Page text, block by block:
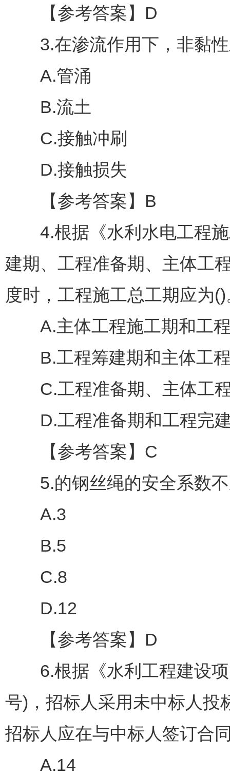
【参考答案】D
3.在渗流作用下，非黏性
A.管涌
B.流土
C.接触冲刷
D.接触损失
【参考答案】B
4.根据《水利水电工程施
建期、工程准备期、主体工
度时，工程施工总工期应为()
A.主体工程施工期和工程
B.工程筹建期和主体工程
C.工程准备期、主体工程
D.工程准备期和工程完
【参考答案】C
5.的钢丝绳的安全系数不
A.3
B.5
C.8
D.12
【参考答案】D
6.根据《水利工程建设项
号)，招标人采用未中标人投
招标人应在与中标人签订合
A.14